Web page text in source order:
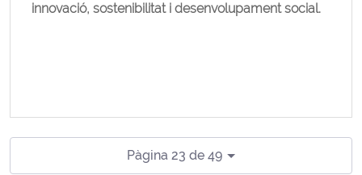
innovació, sostenibilitat i desenvolupament social.
Pàgina 23 de 49